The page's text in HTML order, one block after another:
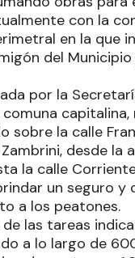
con la
en la que
del
por la
sobre la calle
desde la
la calle
un seguro y
a los peatones.
de las tareas
a lo largo de